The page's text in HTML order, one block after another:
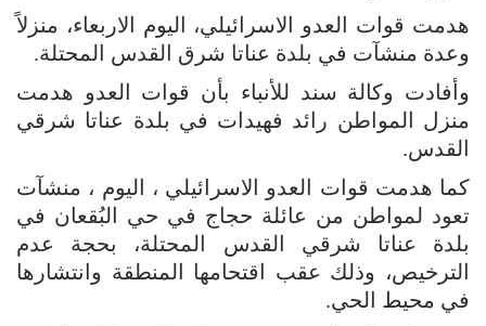
هدمت قوات العدو الاسرائيلي، اليوم الاربعاء، منزلاً
وعدة منشآت في بلدة عناتا شرق القدس المحتلة.
وأفادت وكالة سند للأنباء بأن قوات العدو هدمت
منزل المواطن رائد فهيدات في بلدة عناتا شرقي
القدس.
كما هدمت قوات العدو الاسرائيلي ، اليوم ، منشآت
تعود لمواطن من عائلة حجاج في حي البُقعان في
بلدة عناتا شرقي القدس المحتلة، بحجة عدم
الترخيص، وذلك عقب اقتحامها المنطقة وانتشارها
في محيط الحي.